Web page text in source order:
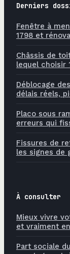
Derniers
Fenêtre à
1798 et
Châssis de
lequel choisir
Déblocage
délais réels,
Placo sous
erreurs qui
Fissures de
les signes de
À consulter
Mieux vivre
et vraiment
Part sociale